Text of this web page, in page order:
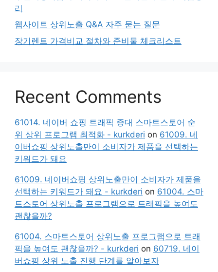
리
웹사이트 상위노출 Q&A 자주 묻는 질문
장기렌트 가격비교 절차와 준비물 체크리스트
Recent Comments
61014. 네이버 쇼핑 트래픽 증대 스마트스토어 순
위 상위 프로그램 최적화 - kurkderi on 61009. 네
이버쇼핑 상위노출만이 소비자가 제품을 선택하는
키워드가 돼요
61009. 네이버쇼핑 상위노출만이 소비자가 제품을
선택하는 키워드가 돼요 - kurkderi on 61004. 스마
트스토어 상위노출 프로그램으로 트래픽을 높여도
괜찮을까?
61004. 스마트스토어 상위노출 프로그램으로 트래
픽을 높여도 괜찮을까? - kurkderi on 60719. 네이
버쇼핑 상위 노출 진행 단계를 알아보자